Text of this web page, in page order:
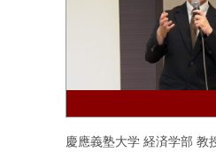
慶應義塾大学 経済学部 教